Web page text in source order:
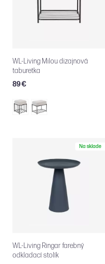
WL-Living Milou dizajnová
taburetka
89 €
Na sklade
WL-Living Ringar farebný
odkladací stolík